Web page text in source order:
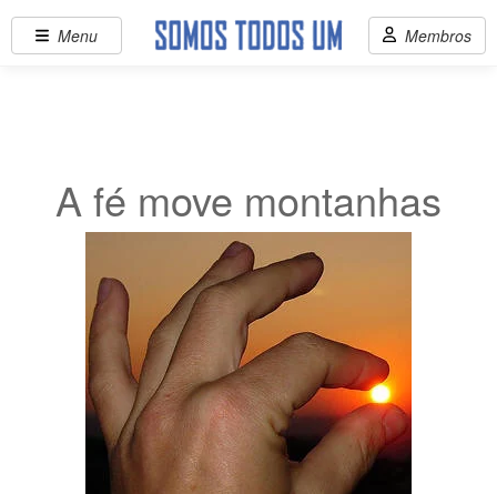
A fé move montanhas
Menu Membros